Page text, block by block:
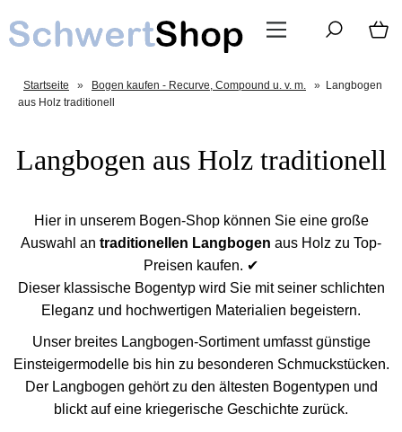
Startseite » Bogen kaufen - Recurve, Compound u. v. m. » Langbogen
aus Holz traditionell
Langbogen aus Holz traditionell
Hier in unserem Bogen-Shop können Sie eine große
Auswahl an traditionellen Langbogen aus Holz zu Top-
Preisen kaufen. ✔
Dieser klassische Bogentyp wird Sie mit seiner schlichten
Eleganz und hochwertigen Materialien begeistern.
Unser breites Langbogen-Sortiment umfasst günstige
Einsteigermodelle bis hin zu besonderen Schmuckstücken.
Der Langbogen gehört zu den ältesten Bogentypen und
blickt auf eine kriegerische Geschichte zurück.